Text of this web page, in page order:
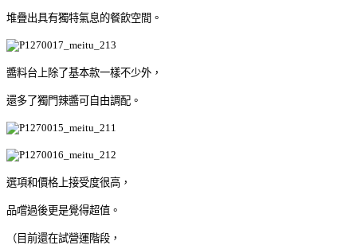
堆疊出具有獨特氣息的餐飲空間。
醬料台上除了基本款一樣不少外，
還多了獨門辣醬可自由調配。
選項和價格上接受度很高，
品嚐過後更是覺得超值。
（目前還在試營運階段，